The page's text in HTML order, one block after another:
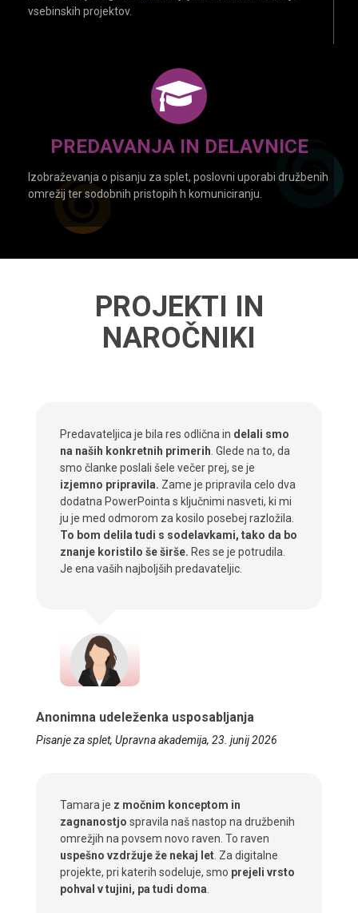
vsebinskih projektov.
PREDAVANJA IN DELAVNICE
Izobraževanja o pisanju za splet, poslovni uporabi družbenih
omrežij ter sodobnih pristopih h komuniciranju.
PROJEKTI IN
NAROČNIKI
Predavateljica je bila res odlična in delali smo
na naših konkretnih primerih . Glede na to, da
smo članke poslali šele večer prej, se je
izjemno pripravila. Zame je pripravila celo dva
dodatna PowerPointa s ključnimi nasveti, ki mi
ju je med odmorom za kosilo posebej razložila.
To bom delila tudi s sodelavkami, tako da bo
znanje koristilo še širše. Res se je potrudila.
Je ena vaših najboljših predavateljic.
Anonimna udeleženka usposabljanja
Pisanje za splet, Upravna akademija, 23. junij 2026
Tamara je z močnim konceptom in
zagnanostjo spravila naš nastop na družbenih
omrežjih na povsem novo raven. To raven
uspešno vzdržuje že nekaj let . Za digitalne
projekte, pri katerih sodeluje, smo prejeli vrsto
pohval v tujini, pa tudi doma